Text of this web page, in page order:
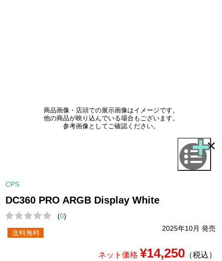
商品画像・店頭での展示画像はイメージです。
他の商品が映り込んでいる場合もございます。
参考画像としてご確認ください。
×
CPS
DC360 PRO ARGB Display White
(0)
2025年10月 発売
送料無料
ネット価格 ¥14,250（税込）